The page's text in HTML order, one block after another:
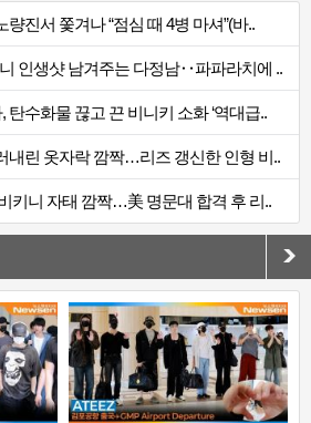
량진서 쫓겨나 “점심 때 4병 마셔”(바..
인생샷 남겨주는 다정남‥파파라치에 ..
탄수화물 끊고 끈 비니키 소화 ‘역대급..
내린 옷자락 깜짝…리즈 갱신한 인형 비..
키니 자태 깜짝…美 명문대 합격 후 리..